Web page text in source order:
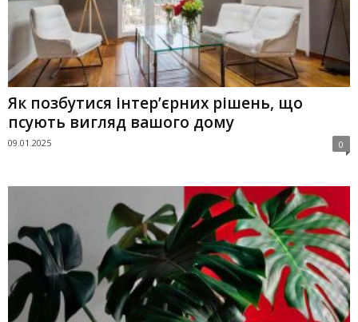
Як позбутися інтер’єрних рішень, що
псують вигляд вашого дому
09.01.2025 0